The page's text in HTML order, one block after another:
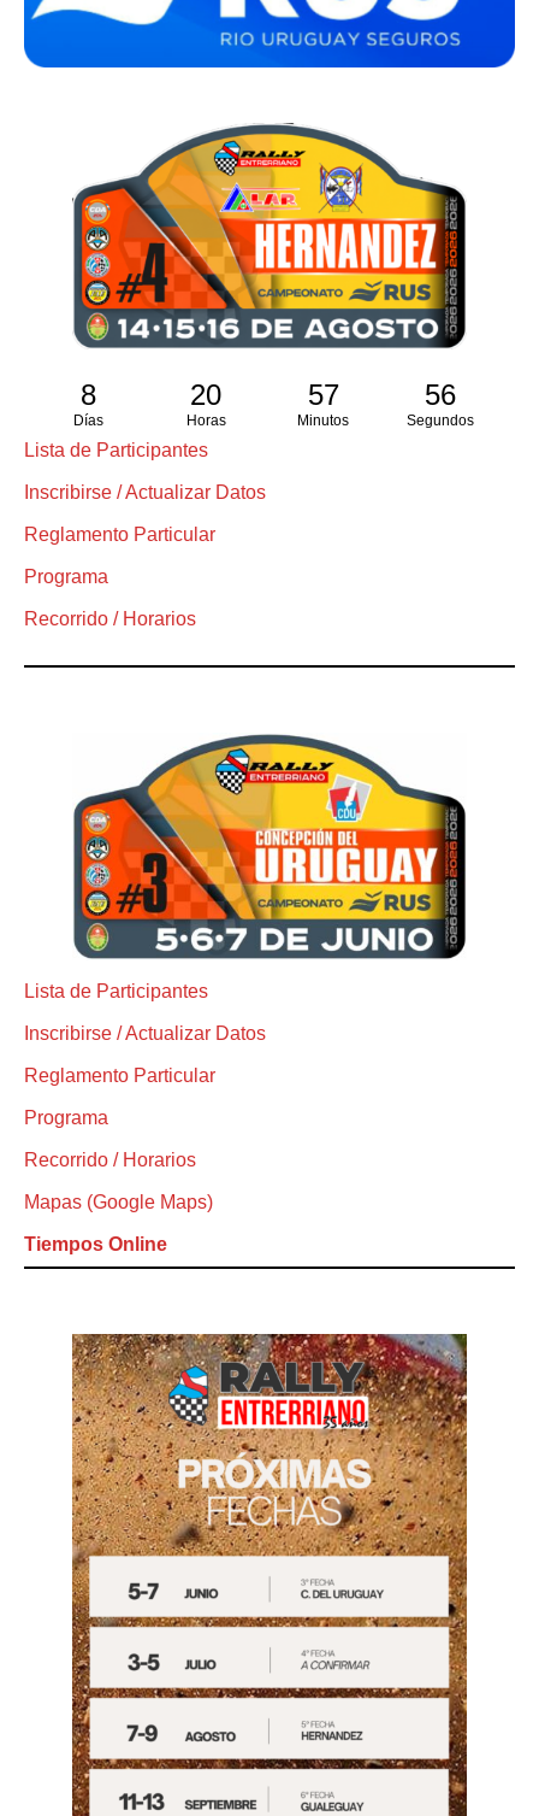
8
Días
20
Horas
57
Minutos
55
Segundos
Lista de Participantes
Inscribirse / Actualizar Datos
Reglamento Particular
Programa
Recorrido / Horarios
Lista de Participantes
Inscribirse / Actualizar Datos
Reglamento Particular
Programa
Recorrido / Horarios
Mapas (Google Maps)
Tiempos Online